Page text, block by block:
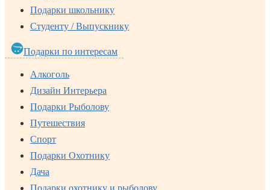
Подарки школьнику
Студенту / Выпускнику
Подарки по интересам
Алкоголь
Дизайн Интерьера
Подарки Рыболову
Путешествия
Спорт
Подарки Охотнику
Дача